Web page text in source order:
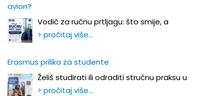
avion?
Vodič za ručnu prtljagu: što smije, a
> pročitaj više…
Erasmus prilika za studente
Želiš studirati ili odraditi stručnu praksu u
> pročitaj više…